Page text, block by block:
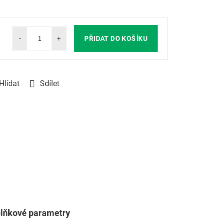
Hlídat Sdílet
PŘIDAT DO KOŠÍKU
parametry